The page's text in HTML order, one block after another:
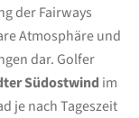
der Fairways
Atmosphäre und
dar. Golfer
Südostwind im
je nach Tageszeit